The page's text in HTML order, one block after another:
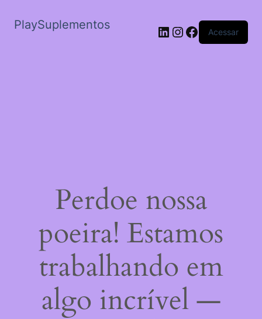
PlaySuplementos LinkedIn
Instagram
Facebook
Acessar
Perdoe nossa
poeira! Estamos
trabalhando em
algo incrível —